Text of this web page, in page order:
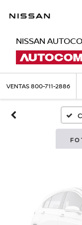
NISSAN
VENTAS800-711-2886